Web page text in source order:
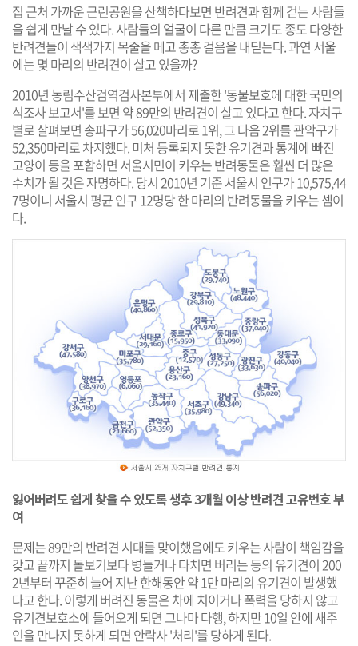
집 근처 가까운 근린공원을 산책하다보면 반려견과 함께 걷는 사람들
을 쉽게 만날 수 있다. 사람들의 얼굴이 다른 만큼 크기도 종도 다양한
반려견들이 색색가지 목줄을 메고 총총 걸음을 내딛는다. 과연 서울
에는 몇 마리의 반려견이 살고 있을까?
2010년 농림수산검역검사본부에서 제출한 '동물보호에 대한 국민의
식조사 보고서'를 보면 약 89만의 반려견이 살고 있다고 한다. 자치구
별로 살펴보면 송파구가 56,020마리로 1위, 그 다음 2위를 관악구가
52,350마리로 차지했다. 미처 등록되지 못한 유기견과 통계에 빠진
고양이 등을 포함하면 서울시민이 키우는 반려동물은 훨씬 더 많은
수치가 될 것은 자명하다. 당시 2010년 기준 서울시 인구가 10,575,44
7명이니 서울시 평균 인구 12명당 한 마리의 반려동물을 키우는 셈이
다.
잃어버려도 쉽게 찾을 수 있도록 생후 3개월 이상 반려견 고유번호 부
여
문제는 89만의 반려견 시대를 맞이했음에도 키우는 사람이 책임감을
갖고 끝까지 돌보기보다 병들거나 다치면 버리는 등의 유기견이 200
2년부터 꾸준히 늘어 지난 한해동안 약 1만 마리의 유기견이 발생했
다고 한다. 이렇게 버려진 동물은 차에 치이거나 폭력을 당하지 않고
유기견보호소에 들어오게 되면 그나마 다행, 하지만 10일 안에 새주
인을 만나지 못하게 되면 안락사 '처리'를 당하게 된다.